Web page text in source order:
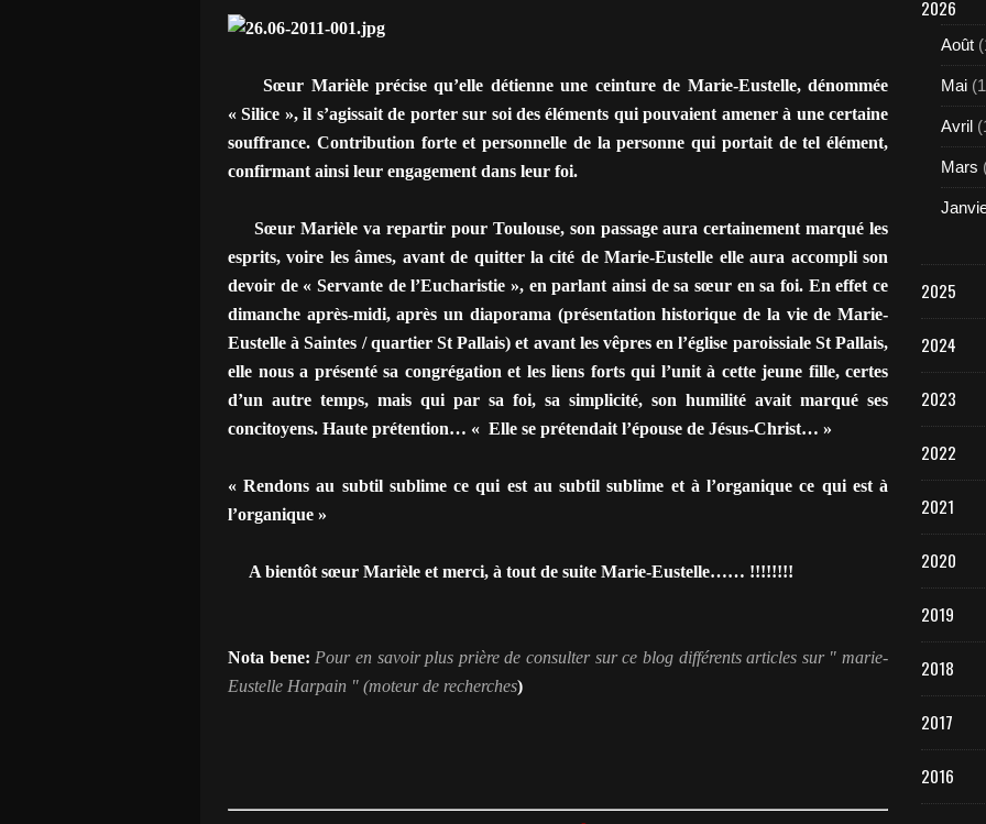
Sœur Marièle précise qu’elle détienne une ceinture de Marie-Eustelle, dénommée
« Silice », il s’agissait de porter sur soi des éléments qui pouvaient amener à une certaine
souffrance. Contribution forte et personnelle de la personne qui portait de tel élément,
confirmant ainsi leur engagement dans leur foi.
Sœur Marièle va repartir pour Toulouse, son passage aura certainement marqué les
esprits, voire les âmes, avant de quitter la cité de Marie-Eustelle elle aura accompli son
devoir de « Servante de l’Eucharistie », en parlant ainsi de sa sœur en sa foi. En effet ce
dimanche après-midi, après un diaporama (présentation historique de la vie de Marie-
Eustelle à Saintes / quartier St Pallais) et avant les vêpres en l’église paroissiale St Pallais,
elle nous a présenté sa congrégation et les liens forts qui l’unit à cette jeune fille, certes
d’un autre temps, mais qui par sa foi, sa simplicité, son humilité avait marqué ses
concitoyens. Haute prétention… « Elle se prétendait l’épouse de Jésus-Christ… »
« Rendons au subtil sublime ce qui est au subtil sublime et à l’organique ce qui est à
l’organique »
A bientôt sœur Marièle et merci, à tout de suite Marie-Eustelle…… !!!!!!!!
Nota bene: Pour en savoir plus prière de consulter sur ce blog différents articles sur " marie-
Eustelle Harpain " (moteur de recherches)
2026
Août
Mai
Avril
Mars
2025
2024
2023
2022
2021
2020
2019
2018
2017
2016